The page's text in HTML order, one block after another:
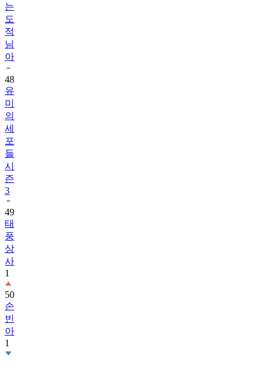
는
도
적
님
아
48
유
미
의
세
포
들
시
즌
3
49
태
풍
상
사
1
50
손
빈
아
1